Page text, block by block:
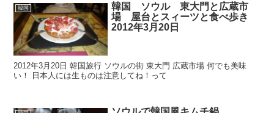
韓国
韓国 ソウル 東大門と広蔵市
場 屋台とスィーツと食べ歩き
2012年3月20日
2012年3月20日 韓国旅行 ソウルの街 東大門 広蔵市場 何でも美味
い！ 日本人には生ものは注意してね！って